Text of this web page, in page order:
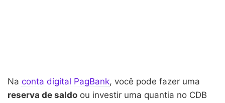
Na conta digital PagBank, você pode fazer uma
reserva de saldo ou investir uma quantia no CDB